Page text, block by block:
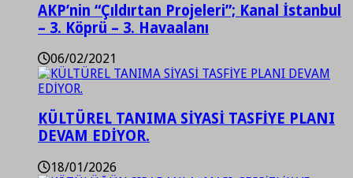
AKP’nin “Çıldırtan Projeleri”; Kanal İstanbul
– 3. Köprü – 3. Havaalanı
06/02/2021
KÜLTÜREL TANIMA SİYASİ TASFİYE PLANI
DEVAM EDİYOR.
18/01/2026